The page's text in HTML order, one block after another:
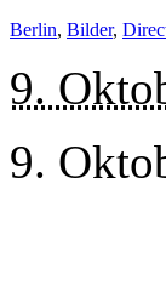
Berlin, Bilder,
9.
9.